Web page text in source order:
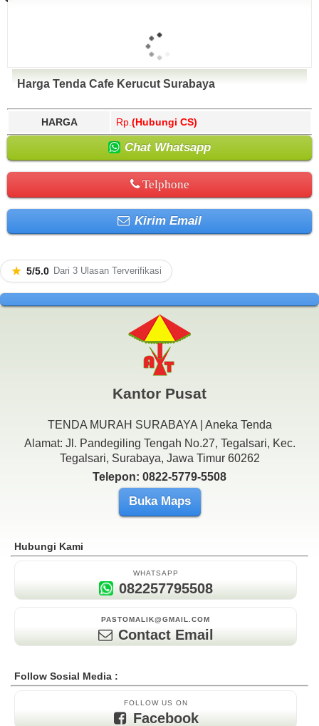
Harga Tenda Cafe Kerucut Surabaya
HARGA Rp. (Hubungi CS)
Chat Whatsapp
Telphone
Kirim Email
★ 5/5.0 Dari 3 Ulasan Terverifikasi
Kantor Pusat
TENDA MURAH SURABAYA | Aneka Tenda
Alamat: Jl. Pandegiling Tengah No.27, Tegalsari, Kec.
Tegalsari, Surabaya, Jawa Timur 60262
Telepon: 0822-5779-5508
Buka Maps
Hubungi Kami
WHATSAPP
082257795508
PASTOMALIK@GMAIL.COM
Contact Email
Follow Sosial Media :
FOLLOW US ON
Facebook